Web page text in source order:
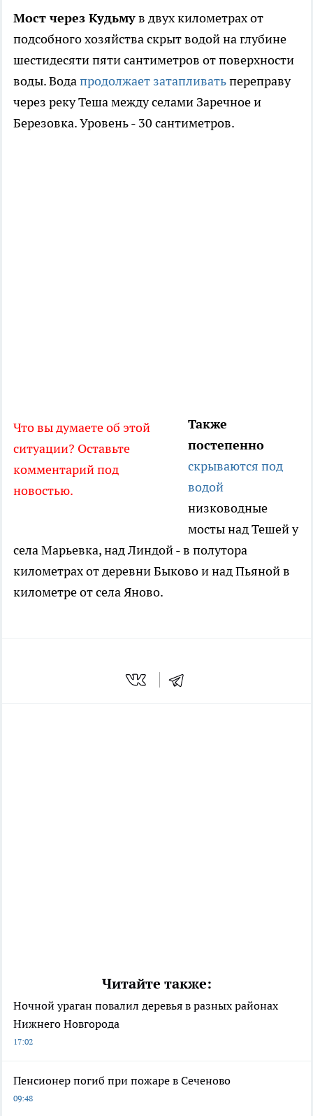
Мост через Кудьмув двух километрах от
подсобного хозяйства скрыт водой на глубине
шестидесяти пяти сантиметров от поверхности
воды. Водапродолжает затапливатьпереправу
через реку Теша между селами Заречное и
Березовка. Уровень - 30 сантиметров.
Что вы думаете об этой
ситуации? Оставьте
комментарий под
новостью.
Также
постепенно
скрываются под
водой
низководные
мосты над Тешей у
села Марьевка, над Линдой - в полутора
километрах от деревни Быково и над Пьяной в
километре от села Яново.
Читайте также:
Ночной ураган повалил деревья в разных районах
Нижнего Новгорода
17:02
Пенсионер погиб при пожаре в Сеченово
09:48